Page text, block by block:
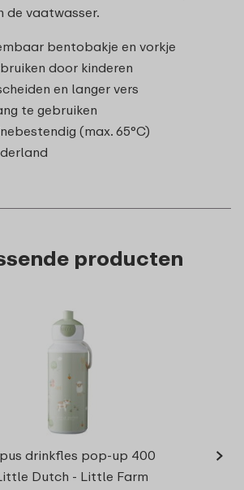
de vaatwasser.
bentobakje en vorkje
door kinderen
en langer vers
te gebruiken
(max. 65°C)
producten
drinkfles pop-up 400
Dutch - Little Farm
›